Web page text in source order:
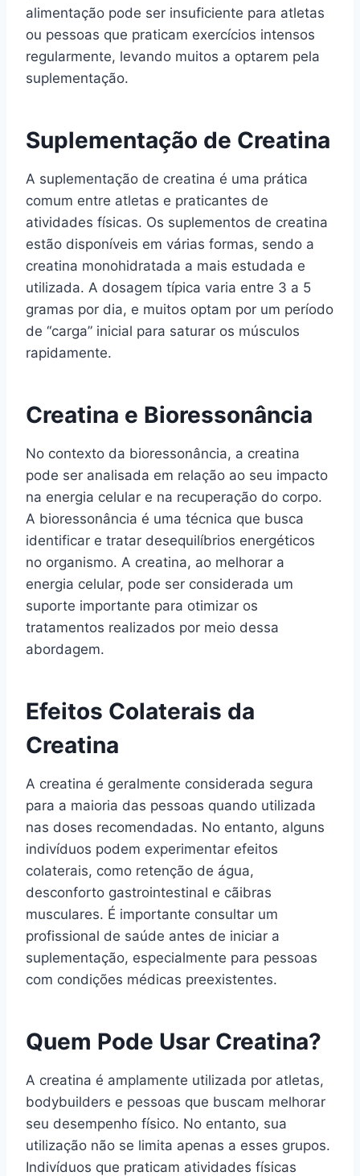
alimentação pode ser insuficiente para atletas
ou pessoas que praticam exercícios intensos
regularmente, levando muitos a optarem pela
suplementação.
Suplementação de Creatina
A suplementação de creatina é uma prática
comum entre atletas e praticantes de
atividades físicas. Os suplementos de creatina
estão disponíveis em várias formas, sendo a
creatina monohidratada a mais estudada e
utilizada. A dosagem típica varia entre 3 a 5
gramas por dia, e muitos optam por um período
de “carga” inicial para saturar os músculos
rapidamente.
Creatina e Bioressonância
No contexto da bioressonância, a creatina
pode ser analisada em relação ao seu impacto
na energia celular e na recuperação do corpo.
A bioressonância é uma técnica que busca
identificar e tratar desequilíbrios energéticos
no organismo. A creatina, ao melhorar a
energia celular, pode ser considerada um
suporte importante para otimizar os
tratamentos realizados por meio dessa
abordagem.
Efeitos Colaterais da
Creatina
A creatina é geralmente considerada segura
para a maioria das pessoas quando utilizada
nas doses recomendadas. No entanto, alguns
indivíduos podem experimentar efeitos
colaterais, como retenção de água,
desconforto gastrointestinal e cãibras
musculares. É importante consultar um
profissional de saúde antes de iniciar a
suplementação, especialmente para pessoas
com condições médicas preexistentes.
Quem Pode Usar Creatina?
A creatina é amplamente utilizada por atletas,
bodybuilders e pessoas que buscam melhorar
seu desempenho físico. No entanto, sua
utilização não se limita apenas a esses grupos.
Indivíduos que praticam atividades físicas